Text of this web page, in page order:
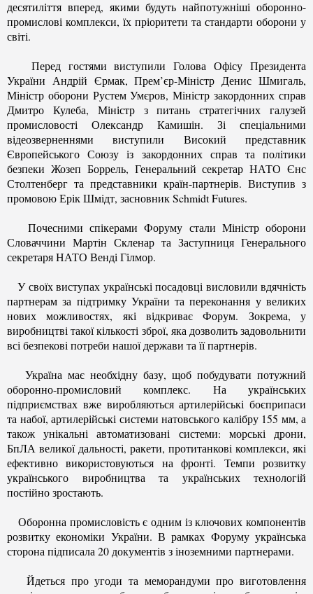
десятиліття вперед, якими будуть найпотужніші оборонно-
промислові комплекси, їх пріоритети та стандарти оборони у
світі.
Перед гостями виступили Голова Офісу Президента
України Андрій Єрмак, Прем’єр-Міністр Денис Шмигаль,
Міністр оборони Рустем Умєров, Міністр закордонних справ
Дмитро Кулеба, Міністр з питань стратегічних галузей
промисловості Олександр Камишін. Зі спеціальними
відеозверненнями виступили Високий представник
Європейського Союзу із закордонних справ та політики
безпеки Жозеп Боррель, Генеральний секретар НАТО Єнс
Столтенберг та представники країн-партнерів. Виступив з
промовою Ерік Шмідт, засновник Schmidt Futures.
Почесними спікерами Форуму стали Міністр оборони
Словаччини Мартін Скленар та Заступниця Генерального
секретаря НАТО Венді Гілмор.
У своїх виступах українські посадовці висловили вдячність
партнерам за підтримку України та переконання у великих
нових можливостях, які відкриває Форум. Зокрема, у
виробництві такої кількості зброї, яка дозволить задовольнити
всі безпекові потреби нашої держави та її партнерів.
Україна має необхідну базу, щоб побудувати потужний
оборонно-промисловий комплекс. На українських
підприємствах вже виробляються артилерійські боєприпаси
та набої, артилерійські системи натовського калібру 155 мм, а
також унікальні автоматизовані системи: морські дрони,
БпЛА великої дальності, ракети, протитанкові комплекси, які
ефективно використовуються на фронті. Темпи розвитку
українського виробництва та українських технологій
постійно зростають.
Оборонна промисловість є одним із ключових компонентів
розвитку економіки України. В рамках Форуму українська
сторона підписала 20 документів з іноземними партнерами.
Йдеться про угоди та меморандуми про виготовлення